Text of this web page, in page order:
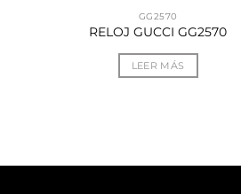
GG2570
RELOJ GUCCI GG2570
LEER MÁS